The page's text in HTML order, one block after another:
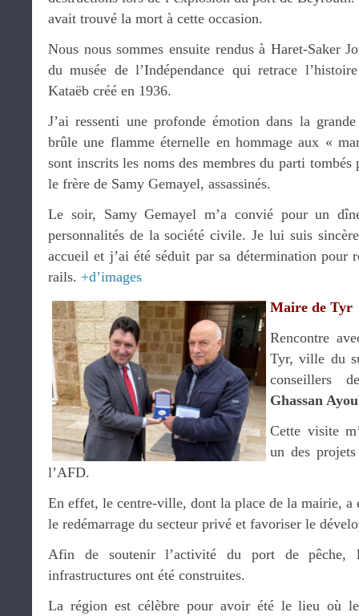
avait trouvé la mort à cette occasion.
Nous nous sommes ensuite rendus à Haret-Saker
du musée de l’Indépendance qui retrace
Kataëb créé en 1936.
J’ai ressenti une profonde émotion dans la
brûle une flamme éternelle en hommage aux «
sont inscrits les noms des membres du parti
le frère de Samy Gemayel, assassinés.
Le soir, Samy Gemayel m’a convié pour un
personnalités de la société civile. Je lui suis
accueil et j’ai été séduit par sa détermination pour
rails. +d’images
Maire de Tyr
Rencontre
Tyr, ville du
conseillers
Ghassan
Cette visite
un des
l’AFD.
En effet, le centre-ville, dont la place de la mairie, a
le redémarrage du secteur privé et favoriser le
Afin de soutenir l’activité du port de pêche,
infrastructures ont été construites.
La région est célèbre pour avoir été le lieu où